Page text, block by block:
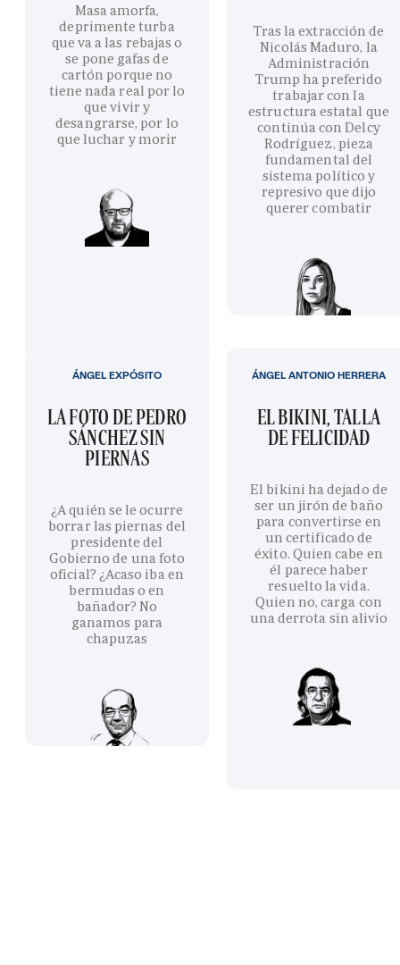
Masa amorfa,
deprimente turba
que va a las rebajas o
se pone gafas de
cartón porque no
tiene nada real por lo
que vivir y
desangrarse, por lo
que luchar y morir
Tras la extracción de
Nicolás Maduro, la
Administración
Trump ha preferido
trabajar con la
estructura estatal que
continúa con Delcy
Rodríguez, pieza
fundamental del
sistema político y
represivo que dijo
querer combatir
LA FOTO DE PEDRO
SÁNCHEZ SIN
PIERNAS
¿A quién se le ocurre
borrar las piernas del
presidente del
Gobierno de una foto
oficial? ¿Acaso iba en
bermudas o en
bañador? No
ganamos para
chapuzas
ÁNGEL EXPÓSITO
EL BIKINI, TALLA
DE FELICIDAD
El bikini ha dejado de
ser un jirón de baño
para convertirse en
un certificado de
éxito. Quien cabe en
él parece haber
resuelto la vida.
Quien no, carga con
una derrota sin alivio
ÁNGEL ANTONIO HERRERA